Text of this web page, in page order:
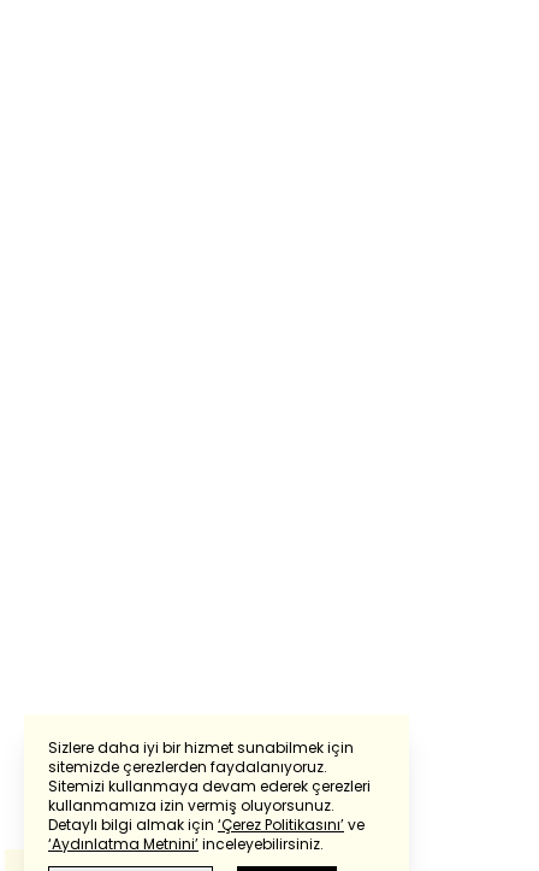
Sizlere daha iyi bir hizmet sunabilmek için
sitemizde çerezlerden faydalanıyoruz.
Sitemizi kullanmaya devam ederek çerezleri
kullanmamıza izin vermiş oluyorsunuz.
Detaylı bilgi almak için ‘Çerez Politikasını’ve
‘Aydınlatma Metnini’inceleyebilirsiniz.
Powered by Translate